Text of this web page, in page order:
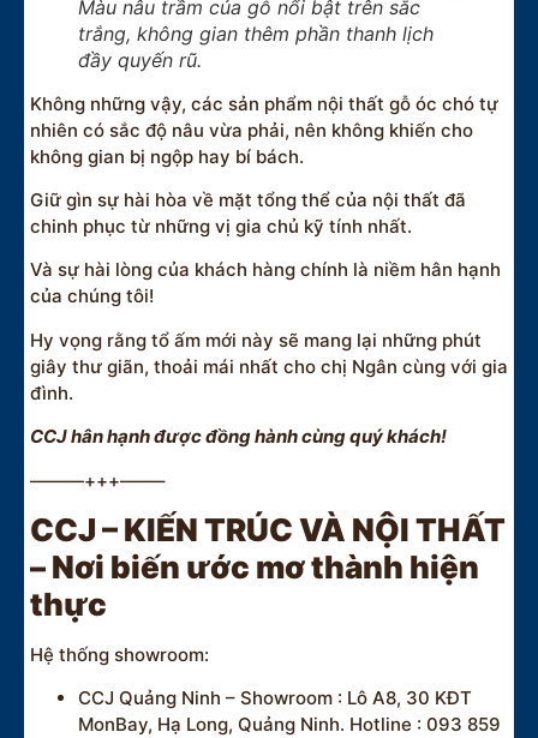
Màu nâu trầm của gỗ nổi bật trên sắc
trắng, không gian thêm phần thanh lịch
đầy quyến rũ.
Không những vậy, các sản phẩm nội thất gỗ óc chó tự
nhiên có sắc độ nâu vừa phải, nên không khiến cho
không gian bị ngộp hay bí bách.
Giữ gìn sự hài hòa về mặt tổng thể của nội thất đã
chinh phục từ những vị gia chủ kỹ tính nhất.
Và sự hài lòng của khách hàng chính là niềm hân hạnh
của chúng tôi!
Hy vọng rằng tổ ấm mới này sẽ mang lại những phút
giây thư giãn, thoải mái nhất cho chị Ngân cùng với gia
đình.
CCJ hân hạnh được đồng hành cùng quý khách!
———+++——–
CCJ – KIẾN TRÚC VÀ NỘI THẤT
– Nơi biến ước mơ thành hiện
thực
Hệ thống showroom:
CCJ Quảng Ninh – Showroom : Lô A8, 30 KĐT
MonBay, Hạ Long, Quảng Ninh. Hotline : 093 859